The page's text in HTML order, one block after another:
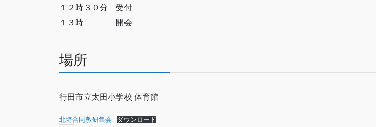
１２時３０分 受付
１３時 開会
場所
行田市立太田小学校 体育館
北埼合同教研集会 ダウンロード